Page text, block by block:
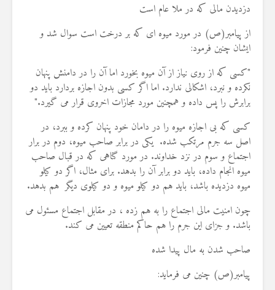
دزدیدن مالی که در ملا عام است
از پیامبر(ص) در مورد میوه ای که بر درخت است سوال شد و
ایشان چنین فرمود:
"کسی که از روی نیاز از آن میوه بخورد اما آن را در دامنش پنهان
نکرده و نبرد، اشکالی ندارد. اما اگر کسی بدون اجازه بردارد باید دو
برابرش را پس داده و همچنین مورد مجازات اخروی قرار می گیرد."
کسی که بی اجازه میوه را در دامان خود پنهان کرده و ببرد، در
اصل سه جرم مرتکب شده. یکی در برابر صاحب میوه، دوم در برار
اجتماع و سوم در نزد خداوند. در مورد گناهی که در قبال صاحب
میوه انجام داده، باید دو برابر آن را بدهد. برای مثال، اگر دو کیلو
میوه دزدیده باشد، باید هم دو کیلو میوه و دو کیلوی دیگر هم بدهد.
چون امنیت مالی اجتماع را به هم زده ، در مقابل اجتماع مسئول می
باشد. و جزای این جرم را هم حاکم منطقه تعیین می کند.
صاحب شدن به مال پیدا شده
پیامبر(ص) چنین می فرماید: